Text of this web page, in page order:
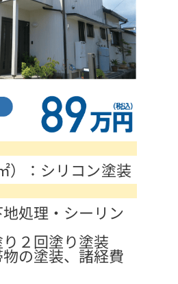
）：シリコン塗装
処理・シーリン
２回塗り塗装
物の塗装、諸経費